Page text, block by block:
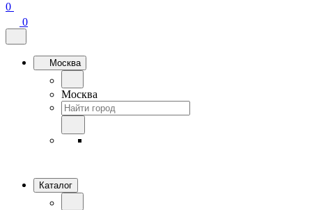
0
0
Москва
Москва
Каталог